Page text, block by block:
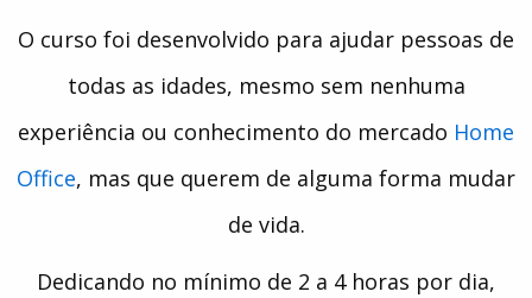
O curso foi desenvolvido para ajudar pessoas de
todas as idades, mesmo sem nenhuma
experiência ou conhecimento do mercado Home
Office, mas que querem de alguma forma mudar
de vida.
Dedicando no mínimo de 2 a 4 horas por dia,